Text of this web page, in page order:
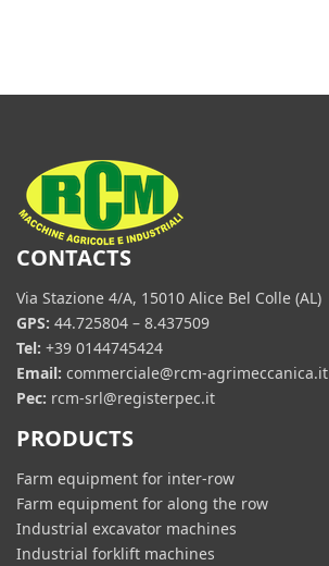
CONTACTS
Via Stazione 4/A, 15010 Alice Bel Colle (AL)
GPS: 44.725804 – 8.437509
Tel: +39 0144745424
Email: commerciale@rcm-agrimeccanica.it
Pec: rcm-srl@registerpec.it
PRODUCTS
Farm equipment for inter-row
Farm equipment for along the row
Industrial excavator machines
Industrial forklift machines